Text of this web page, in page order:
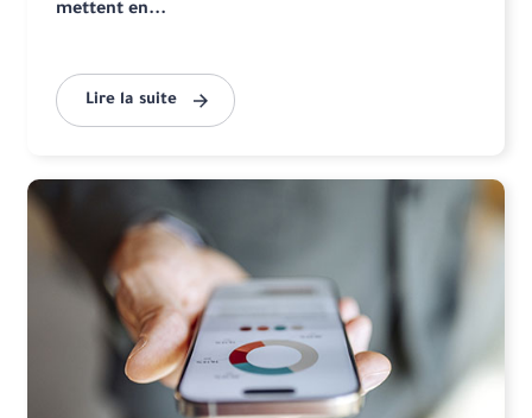
mettent en...
Lire la suite